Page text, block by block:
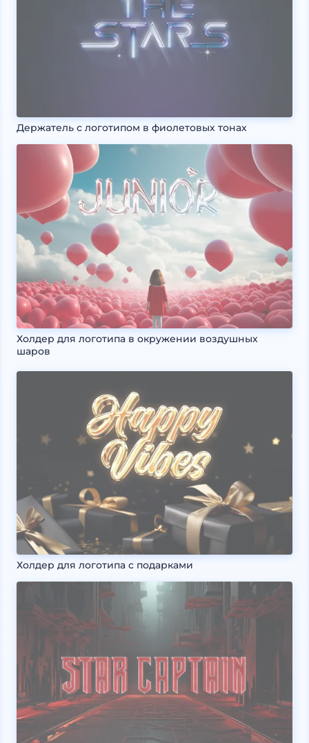
Держатель с логотипом в фиолетовых тонах
Холдер для логотипа в окружении воздушных
шаров
Холдер для логотипа с подарками